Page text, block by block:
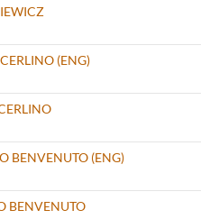
(ENG)
BENVENUTO (ENG)
BENVENUTO